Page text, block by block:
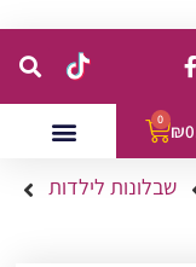
₪
0
שבלונות לילדות